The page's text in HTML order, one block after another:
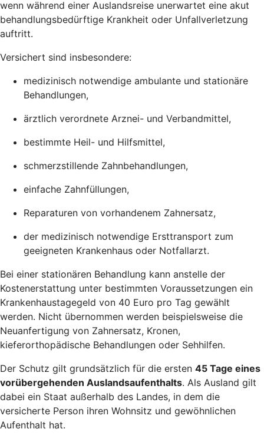
wenn während einer Auslandsreise unerwartet eine akut
behandlungsbedürftige Krankheit oder Unfallverletzung
auftritt.
Versichert sind insbesondere:
medizinisch notwendige ambulante und stationäre
Behandlungen,
ärztlich verordnete Arznei- und Verbandmittel,
bestimmte Heil- und Hilfsmittel,
schmerzstillende Zahnbehandlungen,
einfache Zahnfüllungen,
Reparaturen von vorhandenem Zahnersatz,
der medizinisch notwendige Ersttransport zum
geeigneten Krankenhaus oder Notfallarzt.
Bei einer stationären Behandlung kann anstelle der
Kostenerstattung unter bestimmten Voraussetzungen ein
Krankenhaustagegeld von 40 Euro pro Tag gewählt
werden. Nicht übernommen werden beispielsweise die
Neuanfertigung von Zahnersatz, Kronen,
kieferorthopädische Behandlungen oder Sehhilfen.
Der Schutz gilt grundsätzlich für die ersten 45 Tage eines
vorübergehenden Auslandsaufenthalts. Als Ausland gilt
dabei ein Staat außerhalb des Landes, in dem die
versicherte Person ihren Wohnsitz und gewöhnlichen
Aufenthalt hat.